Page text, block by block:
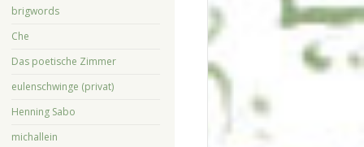
brigwords
Che
Das poetische Zimmer
eulenschwinge (privat)
Henning Sabo
michallein